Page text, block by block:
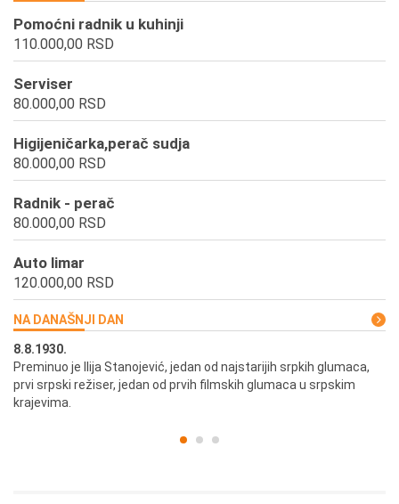
Pomoćni radnik u kuhinji
110.000,00 RSD
Serviser
80.000,00 RSD
Higijeničarka,perač sudja
80.000,00 RSD
Radnik - perač
80.000,00 RSD
Auto limar
120.000,00 RSD
NA DANAŠNJI DAN
8.8.1930.
Preminuo je Ilija Stanojević, jedan od najstarijih srpkih glumaca,
prvi srpski režiser, jedan od prvih filmskih glumaca u srpskim
krajevima.